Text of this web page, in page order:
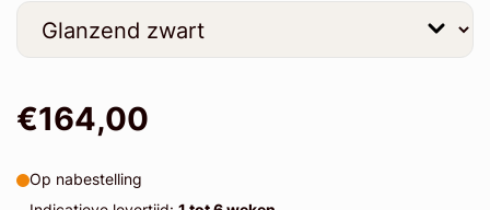
€164,00
Op nabestelling